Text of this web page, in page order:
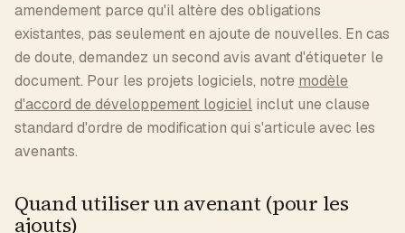
amendement parce qu'il altère des obligations
existantes, pas seulement en ajoute de nouvelles. En cas
de doute, demandez un second avis avant d'étiqueter le
document. Pour les projets logiciels, notre modèle
d'accord de développement logiciel inclut une clause
standard d'ordre de modification qui s'articule avec les
avenants.
Quand utiliser un avenant (pour les
ajouts)